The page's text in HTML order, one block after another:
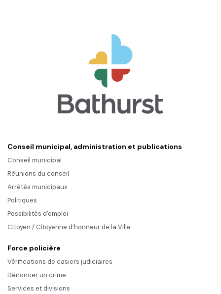
Conseil municipal, administration et publications
Conseil municipal
Réunions du conseil
Arrêtés municipaux
Politiques
Possibilités d'emploi
Citoyen / Citoyenne d’honneur de la Ville
Force policière
Vérifications de casiers judiciaires
Dénoncer un crime
Services et divisions